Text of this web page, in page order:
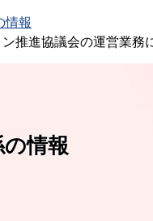
情報
推進協議会の運営業
情報